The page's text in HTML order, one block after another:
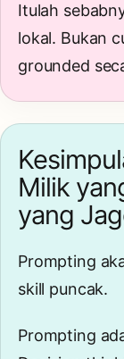
Itulah
lokal. Bukan
grounded
Milik
yang
Prompting
skill puncak.
Prompting